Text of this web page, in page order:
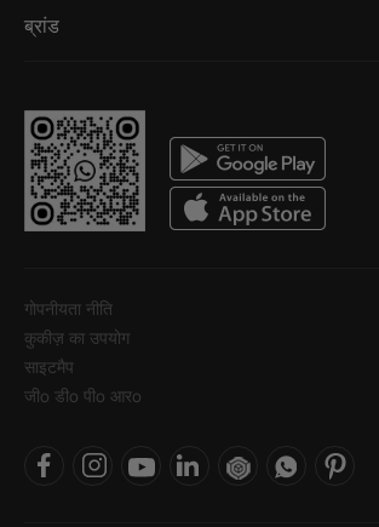
ब्रांड
गोपनीयता नीति
कुकीज़ का उपयोग
साइटमैप
जीo डीo पीo आरo